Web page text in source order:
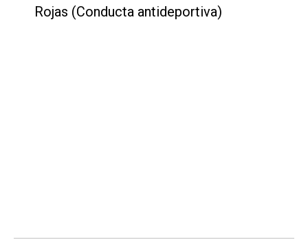
Rojas (Conducta antideportiva)